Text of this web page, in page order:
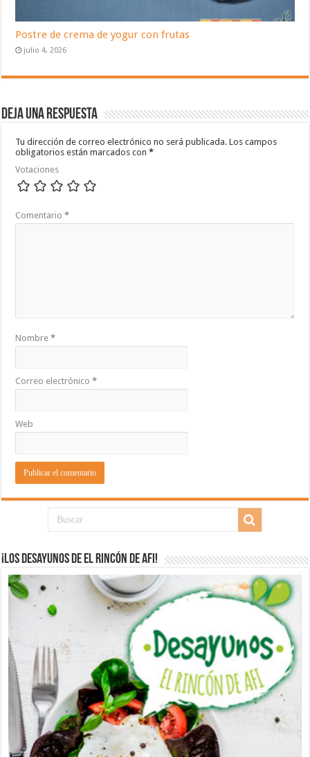
Postre de crema de yogur con frutas
julio 4, 2026
Deja una respuesta
Tu dirección de correo electrónico no será publicada. Los campos
obligatorios están marcados con*
Votaciones
Comentario*
Nombre*
Correo electrónico*
Web
¡Los desayunos de El Rincón de Afi!